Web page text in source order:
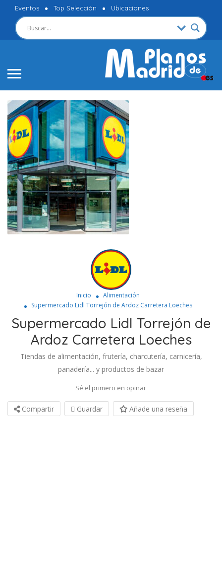
Eventos Top Selección Ubicaciones
Inicio
Alimentación
Supermercado Lidl Torrejón de Ardoz Carretera Loeches
Supermercado Lidl Torrejón de
Ardoz Carretera Loeches
Tiendas de alimentación, frutería, charcutería, carnicería,
panadería... y productos de bazar
Sé el primero en opinar
Compartir Guardar Añade una reseña